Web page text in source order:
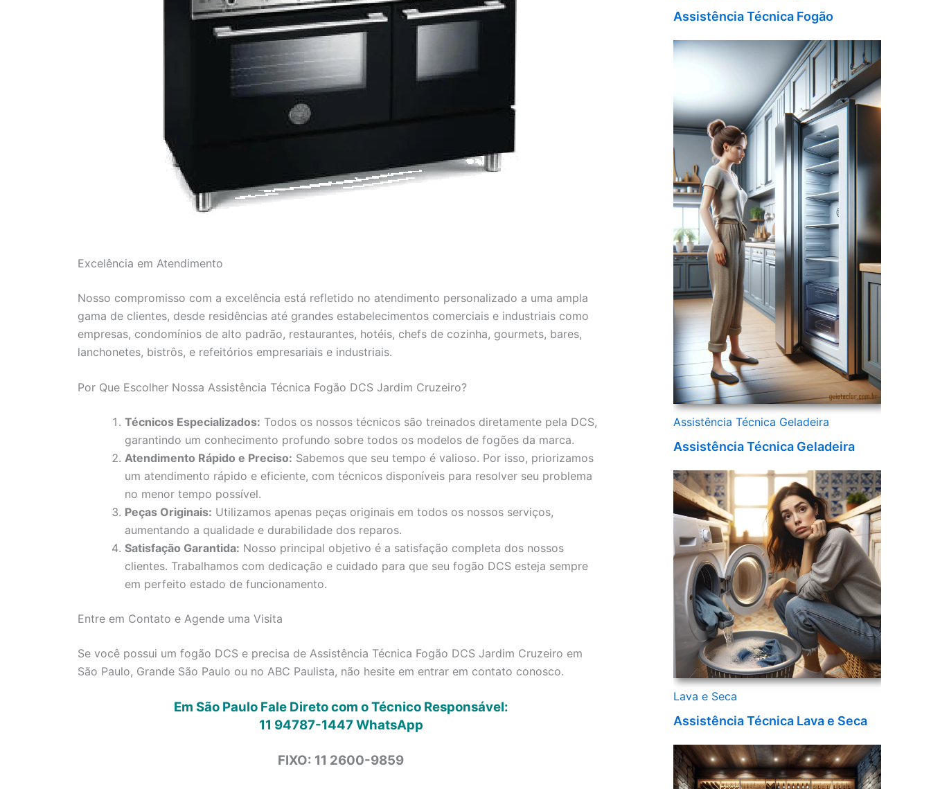
Excelência em Atendimento
Nosso compromisso com a excelência está refletido no atendimento personalizado a uma ampla
gama de clientes, desde residências até grandes estabelecimentos comerciais e industriais como
empresas, condomínios de alto padrão, restaurantes, hotéis, chefs de cozinha, gourmets, bares,
lanchonetes, bistrôs, e refeitórios empresariais e industriais.
Por Que Escolher Nossa Assistência Técnica Fogão DCS Jardim Cruzeiro?
Técnicos Especializados: Todos os nossos técnicos são treinados diretamente pela DCS,
garantindo um conhecimento profundo sobre todos os modelos de fogões da marca.
Atendimento Rápido e Preciso: Sabemos que seu tempo é valioso. Por isso, priorizamos
um atendimento rápido e eficiente, com técnicos disponíveis para resolver seu problema
no menor tempo possível.
Peças Originais: Utilizamos apenas peças originais em todos os nossos serviços,
aumentando a qualidade e durabilidade dos reparos.
Satisfação Garantida: Nosso principal objetivo é a satisfação completa dos nossos
clientes. Trabalhamos com dedicação e cuidado para que seu fogão DCS esteja sempre
em perfeito estado de funcionamento.
Entre em Contato e Agende uma Visita
Se você possui um fogão DCS e precisa de Assistência Técnica Fogão DCS Jardim Cruzeiro em
São Paulo, Grande São Paulo ou no ABC Paulista, não hesite em entrar em contato conosco.
Em São Paulo Fale Direto com o Técnico Responsável:
11 94787-1447WhatsApp
FIXO: 11 2600-9859
Assistência Técnica Fogão
Assistência Técnica Geladeira
Assistência Técnica Geladeira
Lava e Seca
Assistência Técnica Lava e Seca